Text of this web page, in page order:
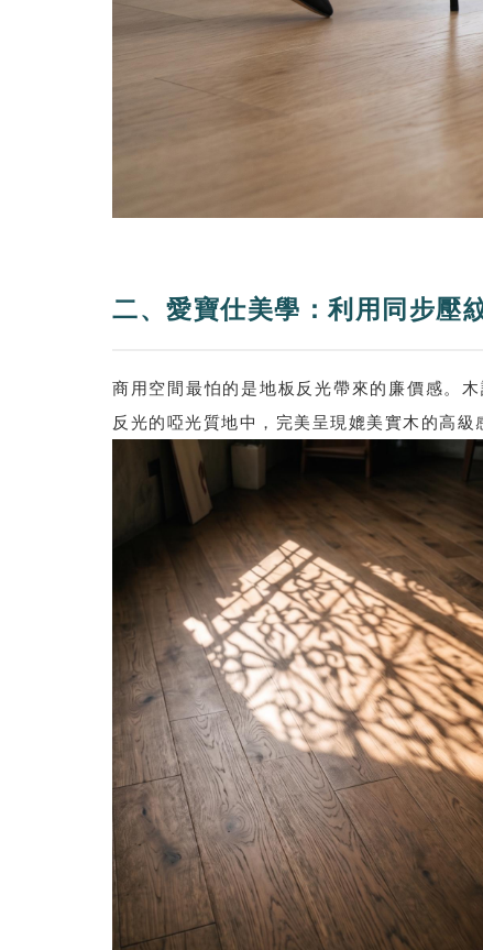
二、愛寶仕美學：利用同步壓
商用空間最怕的是地板反光帶來的廉價感。
反光的啞光質地中，完美呈現媲美實木的高級